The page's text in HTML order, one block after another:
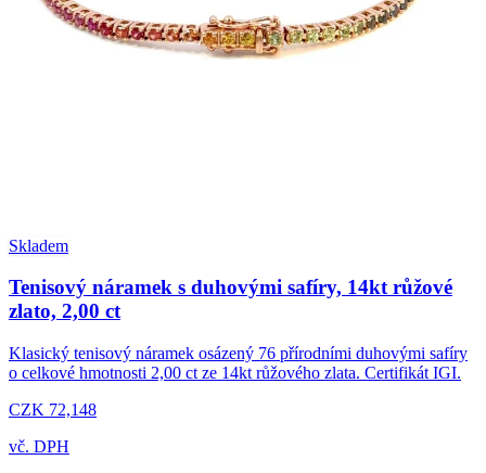
Skladem
Tenisový náramek s duhovými safíry, 14kt růžové
zlato, 2,00 ct
Klasický tenisový náramek osázený 76 přírodními duhovými safíry
o celkové hmotnosti 2,00 ct ze 14kt růžového zlata. Certifikát IGI.
CZK 72,148
vč. DPH